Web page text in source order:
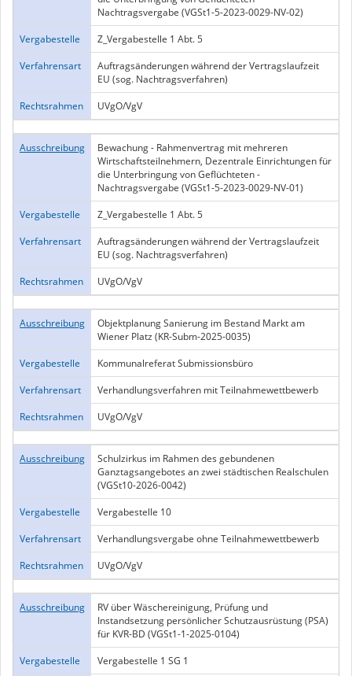
Nachtragsvergabe (VGSt1-5-2023-0029-NV-02)
Vergabestelle
Z_Vergabestelle 1 Abt. 5
Verfahrensart
Auftragsänderungen während der Vertragslaufzeit
EU (sog. Nachtragsverfahren)
Rechtsrahmen
UVgO/VgV
Ausschreibung
Bewachung - Rahmenvertrag mit mehreren
Wirtschaftsteilnehmern, Dezentrale Einrichtungen für
die Unterbringung von Geflüchteten -
Nachtragsvergabe (VGSt1-5-2023-0029-NV-01)
Vergabestelle
Z_Vergabestelle 1 Abt. 5
Verfahrensart
Auftragsänderungen während der Vertragslaufzeit
EU (sog. Nachtragsverfahren)
Rechtsrahmen
UVgO/VgV
Ausschreibung
Objektplanung Sanierung im Bestand Markt am
Wiener Platz (KR-Subm-2025-0035)
Vergabestelle
Kommunalreferat Submissionsbüro
Verfahrensart
Verhandlungsverfahren mit Teilnahmewettbewerb
Rechtsrahmen
UVgO/VgV
Ausschreibung
Schulzirkus im Rahmen des gebundenen
Ganztagsangebotes an zwei städtischen Realschulen
(VGSt10-2026-0042)
Vergabestelle
Vergabestelle 10
Verfahrensart
Verhandlungsvergabe ohne Teilnahmewettbewerb
Rechtsrahmen
UVgO/VgV
Ausschreibung
RV über Wäschereinigung, Prüfung und
Instandsetzung persönlicher Schutzausrüstung (PSA)
für KVR-BD (VGSt1-1-2025-0104)
Vergabestelle
Vergabestelle 1 SG 1